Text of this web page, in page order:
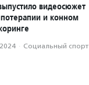
видеосюжет
и конном
· Социальный спорт